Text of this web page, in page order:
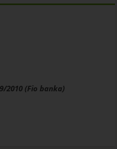
2010 (Fio banka)